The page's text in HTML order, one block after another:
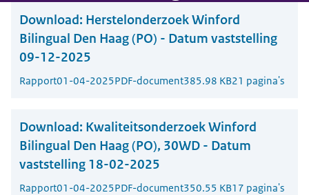
Download: Herstelonderzoek Winford
Bilingual Den Haag (PO) - Datum vaststelling
09-12-2025
Rapport01-04-2025PDF-document385.98 KB21 pagina's
Download: Kwaliteitsonderzoek Winford
Bilingual Den Haag (PO), 30WD - Datum
vaststelling 18-02-2025
Rapport01-04-2025PDF-document350.55 KB17 pagina's